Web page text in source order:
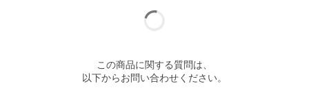
この商品に関する質問は、
以下からお問い合わせください。